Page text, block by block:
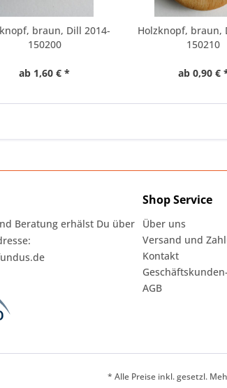
braun, Dill 2014-
150200
ab 1,60 € *
Holzknopf, braun,
150210
ab 0,90 €
Beratung erhälst Du über
Shop Service
Über uns
Versand und
Kontakt
AGB
* Alle Preise inkl. gesetzl.